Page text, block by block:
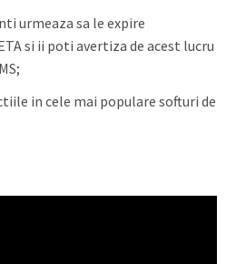
urmeaza sa le expire
si ii poti avertiza de acest lucru
in cele mai populare softuri de